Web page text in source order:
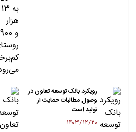
رویکرد بانک توسعه تعاون در
وصول مطالبات حمایت از
تولید است
۱۴۰۳/۱۲/۲۰